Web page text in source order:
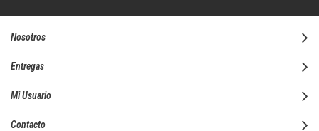
Nosotros
Entregas
Mi Usuario
Contacto